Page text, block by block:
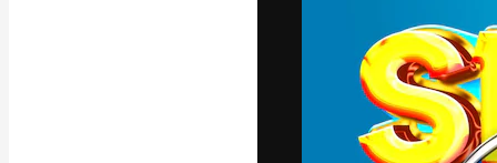
vos meilleurs
d’abonnés :
studios.
Français